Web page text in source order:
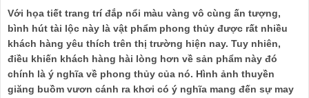
Với họa tiết trang trí đắp nổi màu vàng vô cùng ấn tượng,
bình hút tài lộc này là vật phẩm phong thủy được rất nhiều
khách hàng yêu thích trên thị trường hiện nay. Tuy nhiên,
điều khiến khách hàng hài lòng hơn về sản phẩm này đó
chính là ý nghĩa về phong thủy của nó. Hình ảnh thuyền
giăng buồm vươn cánh ra khơi có ý nghĩa mang đến sự may